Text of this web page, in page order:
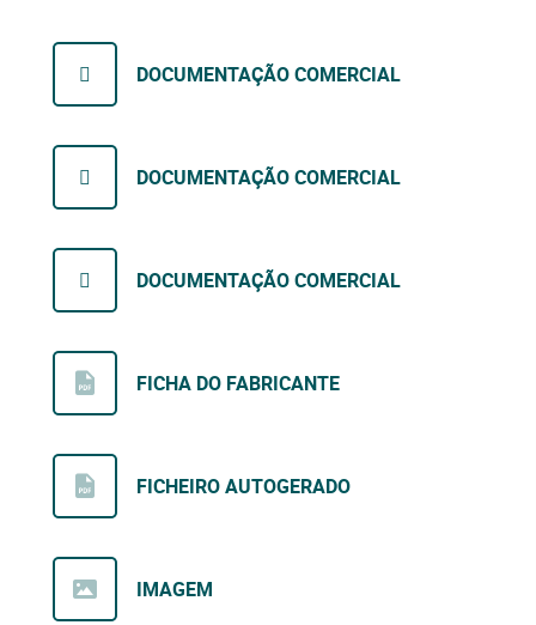
DOCUMENTAÇÃO COMERCIAL
DOCUMENTAÇÃO COMERCIAL
DOCUMENTAÇÃO COMERCIAL
FICHA DO FABRICANTE
FICHEIRO AUTOGERADO
IMAGEM